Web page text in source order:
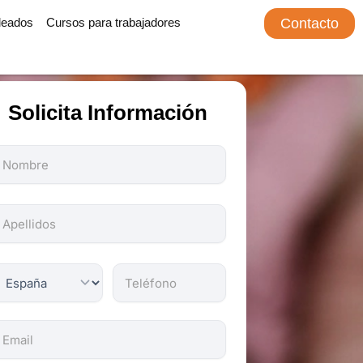
Cursos para trabajadores Contacto
Solicita Información